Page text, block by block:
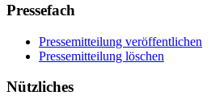
Pressefach
Pressemitteilung veröffentlichen
Pressemitteilung löschen
Nützliches